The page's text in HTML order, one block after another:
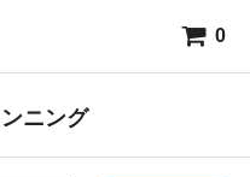
0
ニング